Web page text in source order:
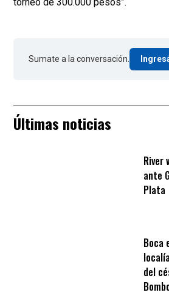
torneo de 300.000 pesos”.
Sumate a la conversación.
Últimas noticias
River
ante
Plata
Boca
del